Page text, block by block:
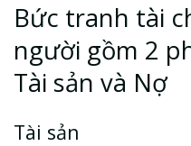
Bức tranh tài
người gồm 2
Tài sản và Nợ
Tài sản